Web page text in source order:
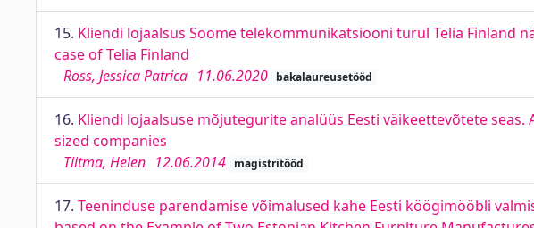
15. Kliendi lojaalsus Soome telekommunikatsiooni turul Telia Finland
case of Telia Finland
Ross, Jessica Patrica 11.06.2020 bakalaureusetööd
16. Kliendi lojaalsuse mõjutegurite analüüs Eesti väikeettevõtete
sized companies
Tiitma, Helen 12.06.2014 magistritööd
17. Teeninduse parendamise võimalused kahe Eesti köögimööbli